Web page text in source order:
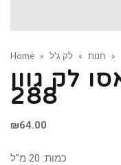
Home » חנות » לק ג'ל »
לק גוון
288
₪64.00
כמות: 20 מ”ל